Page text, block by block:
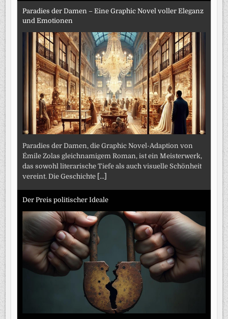
Paradies der Damen – Eine Graphic Novel voller Eleganz
und Emotionen
Paradies der Damen, die Graphic Novel-Adaption von
Émile Zolas gleichnamigem Roman, ist ein Meisterwerk,
das sowohl literarische Tiefe als auch visuelle Schönheit
vereint. Die Geschichte [...]
Der Preis politischer Ideale